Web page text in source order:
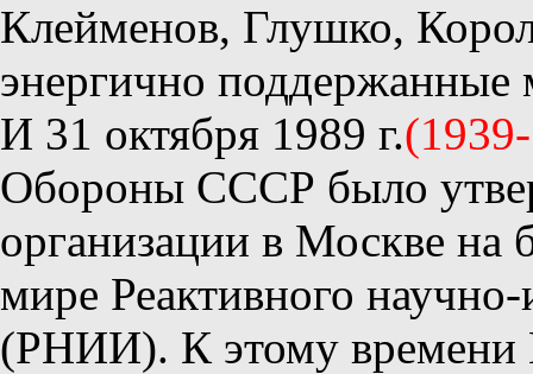
Клейменов, Глушко,
энергично
И 31 октября 1989 г.
Обороны СССР было
организации в Москве
мире Реактивного научно-
(РНИИ). К этому времени